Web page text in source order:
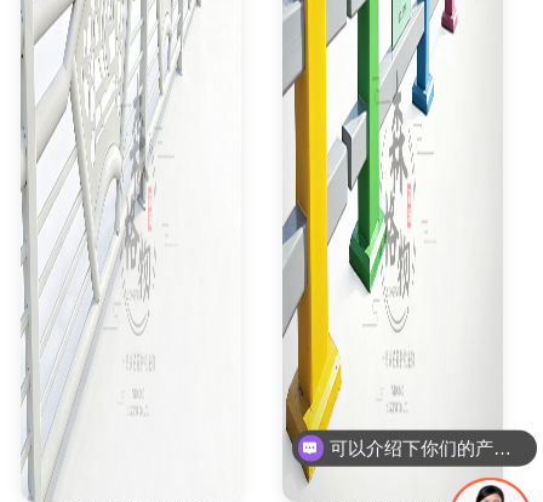
可以介绍下你们的产品么